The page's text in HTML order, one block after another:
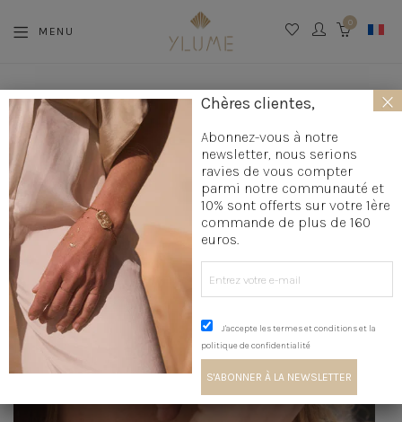
MENU
0
La boutique » Création bijoux » Bijoux mariage »
Boucles
d'oreilles mariage
Single puce de lumière
Chères clientes,
Abonnez-vous à notre
newsletter, nous serions
ravies de vous compter
parmi notre communauté et
10% sont offerts sur votre 1ère
commande de plus de 160
euros.
J'accepte les termes et conditions et la
politique de confidentialité
×